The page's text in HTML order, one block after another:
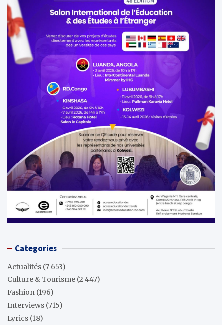
Categories
Actualités (7 663)
Culture & Tourisme (2 447)
Fashion (196)
Interviews (715)
Lyrics (18)